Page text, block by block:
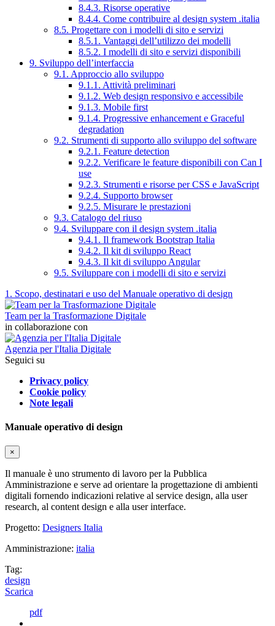
8.4.3. Risorse operative
8.4.4. Come contribuire al design system .italia
8.5. Progettare con i modelli di sito e servizi
8.5.1. Vantaggi dell’utilizzo dei modelli
8.5.2. I modelli di sito e servizi disponibili
9. Sviluppo dell’interfaccia
9.1. Approccio allo sviluppo
9.1.1. Attività preliminari
9.1.2. Web design responsivo e accessibile
9.1.3. Mobile first
9.1.4. Progressive enhancement e Graceful
degradation
9.2. Strumenti di supporto allo sviluppo del software
9.2.1. Feature detection
9.2.2. Verificare le feature disponibili con Can I
use
9.2.3. Strumenti e risorse per CSS e JavaScript
9.2.4. Supporto browser
9.2.5. Misurare le prestazioni
9.3. Catalogo del riuso
9.4. Sviluppare con il design system .italia
9.4.1. Il framework Bootstrap Italia
9.4.2. Il kit di sviluppo React
9.4.3. Il kit di sviluppo Angular
9.5. Sviluppare con i modelli di sito e servizi
1. Scopo, destinatari e uso del Manuale operativo di design
Team per la Trasformazione Digitale
in collaborazione con
Agenzia per l'Italia Digitale
Seguici su
Privacy policy
Cookie policy
Note legali
Manuale operativo di design
×
Il manuale è uno strumento di lavoro per la Pubblica
Amministrazione e serve ad orientare la progettazione di ambienti
digitali fornendo indicazioni relative al service design, alla user
research, al content design e alla user interface.
Progetto: Designers Italia
Amministrazione: italia
Tag:
design
Scarica
pdf